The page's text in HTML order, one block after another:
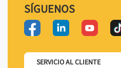
SÍGUENOS
SERVICIO AL CLIENTE